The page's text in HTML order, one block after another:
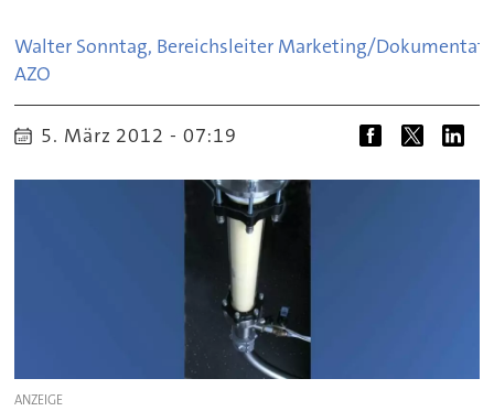
Walter Sonntag, Bereichsleiter Marketing/
AZO
5. März 2012 - 07:19
ANZEIGE